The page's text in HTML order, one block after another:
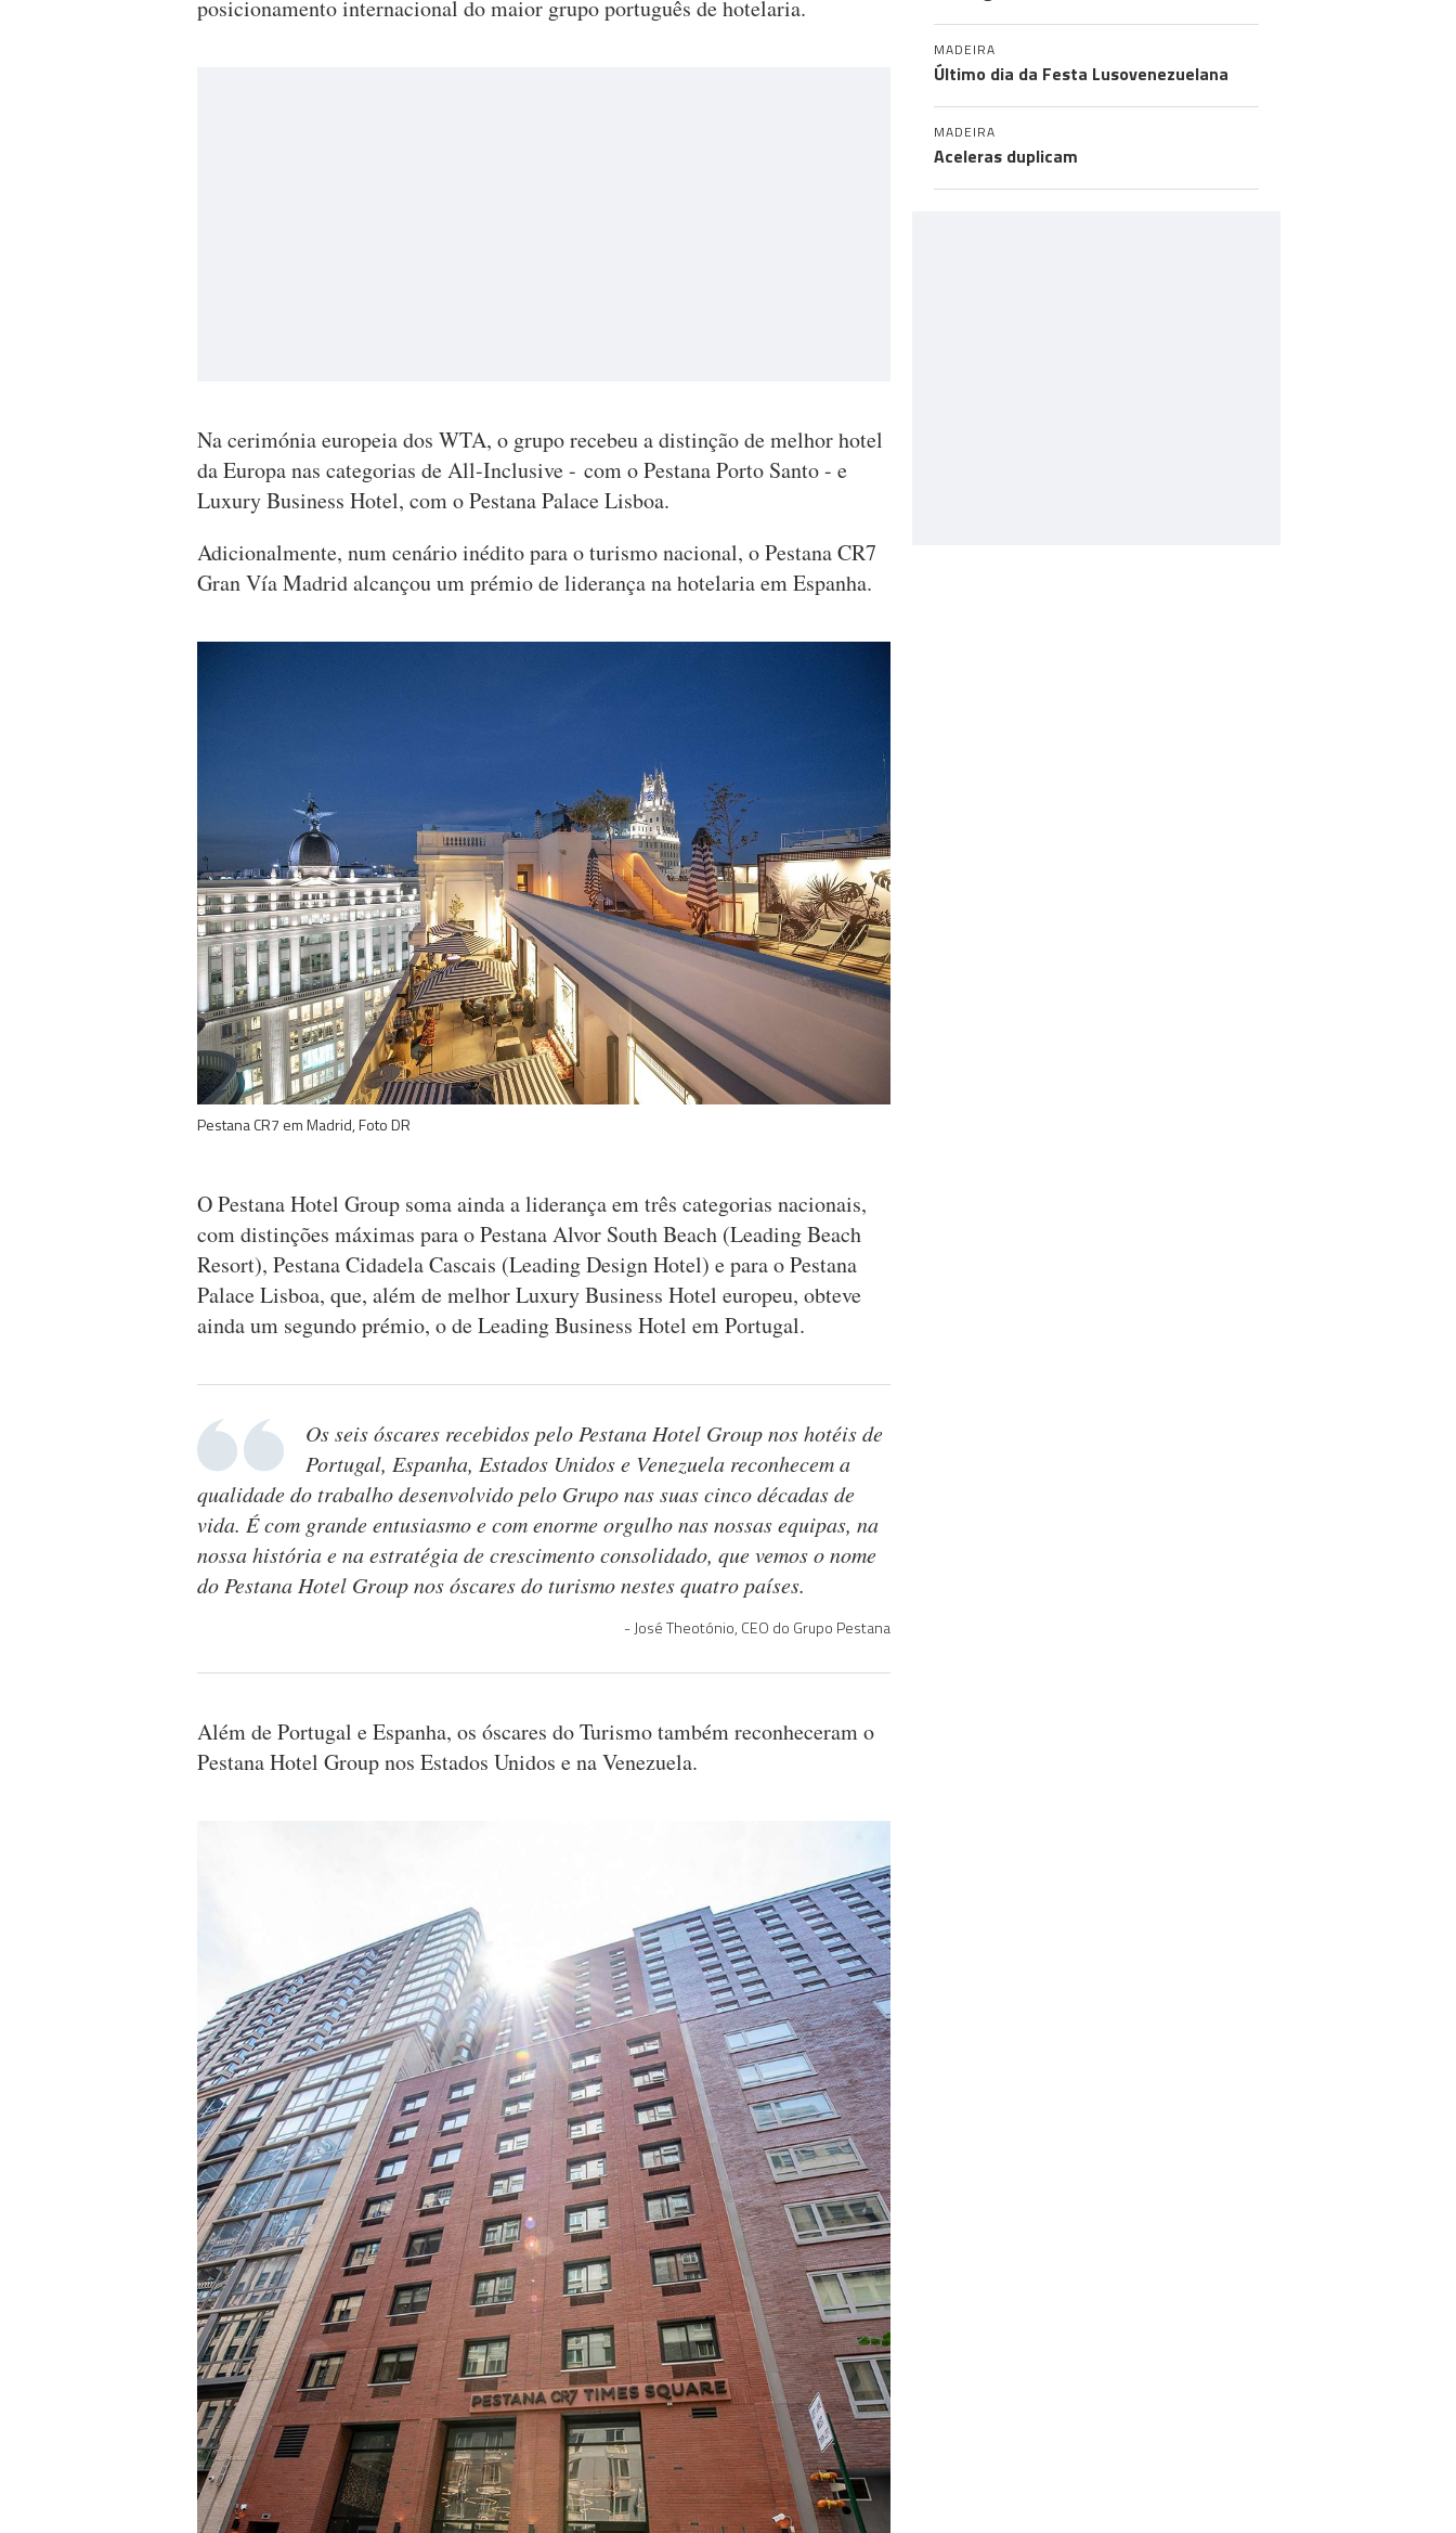
posicionamento internacional do maior grupo português de hotelaria.
Na cerimónia europeia dos WTA, o grupo recebeu a distinção de melhor hotel
da Europa nas categorias de All-Inclusive - com o Pestana Porto Santo - e
Luxury Business Hotel, com o Pestana Palace Lisboa.
Adicionalmente, num cenário inédito para o turismo nacional, o Pestana CR7
Gran Vía Madrid alcançou um prémio de liderança na hotelaria em Espanha.
Pestana CR7 em Madrid, Foto DR
O Pestana Hotel Group soma ainda a liderança em três categorias nacionais,
com distinções máximas para o Pestana Alvor South Beach (Leading Beach
Resort), Pestana Cidadela Cascais (Leading Design Hotel) e para o Pestana
Palace Lisboa, que, além de melhor Luxury Business Hotel europeu, obteve
ainda um segundo prémio, o de Leading Business Hotel em Portugal.
Os seis óscares recebidos pelo Pestana Hotel Group nos hotéis de
Portugal, Espanha, Estados Unidos e Venezuela reconhecem a
qualidade do trabalho desenvolvido pelo Grupo nas suas cinco décadas de
vida. É com grande entusiasmo e com enorme orgulho nas nossas equipas, na
nossa história e na estratégia de crescimento consolidado, que vemos o nome
do Pestana Hotel Group nos óscares do turismo nestes quatro países.
José Theotónio, CEO do Grupo Pestana
Além de Portugal e Espanha, os óscares do Turismo também reconheceram o
Pestana Hotel Group nos Estados Unidos e na Venezuela.
MADEIRA
Último dia da Festa Lusovenezuelana
MADEIRA
Aceleras duplicam